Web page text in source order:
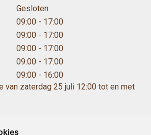
Gesloten
09:00 - 17:00
09:00 - 17:00
09:00 - 17:00
09:00 - 17:00
09:00 - 16:00
van zaterdag 25 juli 12:00 tot en met